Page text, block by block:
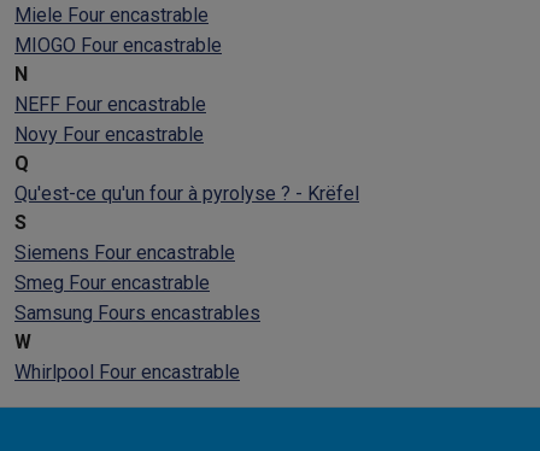
Miele Four encastrable
MIOGO Four encastrable
N
NEFF Four encastrable
Novy Four encastrable
Q
Qu'est-ce qu'un four à pyrolyse ? - Krëfel
S
Siemens Four encastrable
Smeg Four encastrable
Samsung Fours encastrables
W
Whirlpool Four encastrable